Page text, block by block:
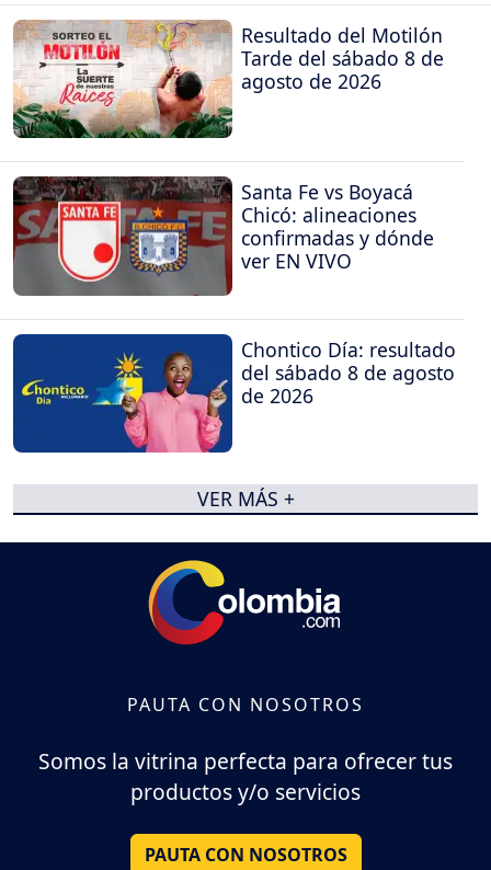
Resultado del Motilón
Tarde del sábado 8 de
agosto de 2026
Santa Fe vs Boyacá
Chicó: alineaciones
confirmadas y dónde
ver EN VIVO
Chontico Día: resultado
del sábado 8 de agosto
de 2026
VER MÁS +
PAUTA CON NOSOTROS
Somos la vitrina perfecta para ofrecer tus
productos y/o servicios
PAUTA CON NOSOTROS